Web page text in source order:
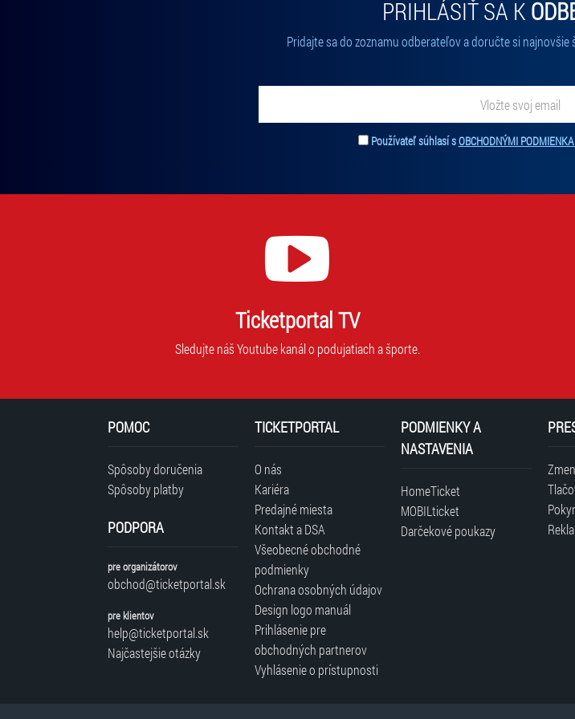
PRIHLÁSIŤ SA K
Pridajte sa do zoznamu odberateľov a doručte si
Zadajte svoju e-mailovú adresu, na ktorú vám budeme zasielať novinky. Vaša adresa nebude zdieľaná s
Používateľ súhlasí sOBCHODNÝMI
Ticketportal TV
Sledujte náš Youtube kanál o podujatiach a športe.
POMOC
Spôsoby doručenia
Spôsoby platby
PODPORA
pre organizátorov
obchod@ticketportal.sk
pre klientov
help@ticketportal.sk
Najčastejšie otázky
TICKETPORTAL
O nás
Kariéra
Predajné miesta
Kontakt a DSA
Všeobecné obchodné
podmienky
Ochrana osobných údajov
Design logo manuál
Prihlásenie pre
obchodných partnerov
Vyhlásenie o prístupnosti
PODMIENKY A
NASTAVENIA
HomeTicket
MOBILticket
Darčekové poukazy